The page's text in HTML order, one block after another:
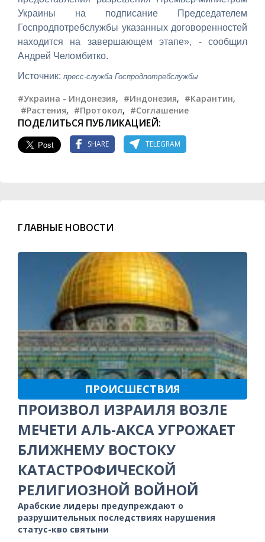
Украины на подписание Председателем
Госпродпотребслужбы указанных договоренностей
находится на завершающем этапе», - сообщил
Андрей Челомбитко.
Источник: пресс-служба Госпродпотребслужбы
#Украина - Индонезия, #Индонезия, #Карантин,
#Растения, #Протокол, #Соглашение
ПОДЕЛИТЬСЯ ПУБЛИКАЦИЕЙ:
SHARE TELEGRAM
ГЛАВНЫЕ НОВОСТИ
ПРОИСШЕСТВИЯ
ПРОИЗВОЛ ИЗРАИЛЯ ВОЗЛЕ
МЕЧЕТИ АЛЬ-АКСА УГРОЖАЕТ
БЛИЖНЕМУ ВОСТОКУ
КАТАСТРОФИЧЕСКОЙ
РЕЛИГИОЗНОЙ ВОЙНОЙ
Арабские лидеры предупреждают о
разрушительных последствиях нарушения
статус-кво святыни